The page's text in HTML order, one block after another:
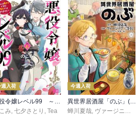
週入荷
悪役令嬢レベル99 ～私は裏ボスですが魔王ではありません～ その６
み, 七夕さとり , Tea
今週入荷
異世界居酒屋「のぶ」(22)
蝉川夏哉, ヴァージニア二等兵